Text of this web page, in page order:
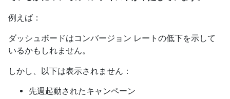
例えば：
ダッシュボードはコンバージョン レートの低下を示して
いるかもしれません。
しかし、以下は表示されません：
先週起動されたキャンペーン